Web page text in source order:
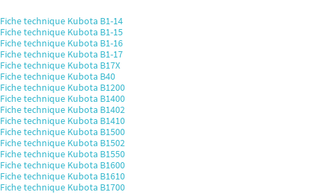
Fiche technique Kubota B1-14
Fiche technique Kubota B1-15
Fiche technique Kubota B1-16
Fiche technique Kubota B1-17
Fiche technique Kubota B17X
Fiche technique Kubota B40
Fiche technique Kubota B1200
Fiche technique Kubota B1400
Fiche technique Kubota B1402
Fiche technique Kubota B1410
Fiche technique Kubota B1500
Fiche technique Kubota B1502
Fiche technique Kubota B1550
Fiche technique Kubota B1600
Fiche technique Kubota B1610
Fiche technique Kubota B1700